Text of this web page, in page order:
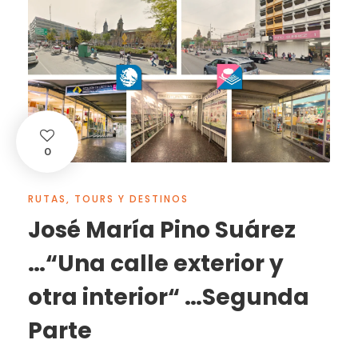
0
RUTAS, TOURS Y DESTINOS
José María Pino Suárez
…“Una calle exterior y
otra interior“ …Segunda
Parte